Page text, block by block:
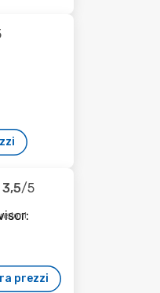
3,5/5
prezzi